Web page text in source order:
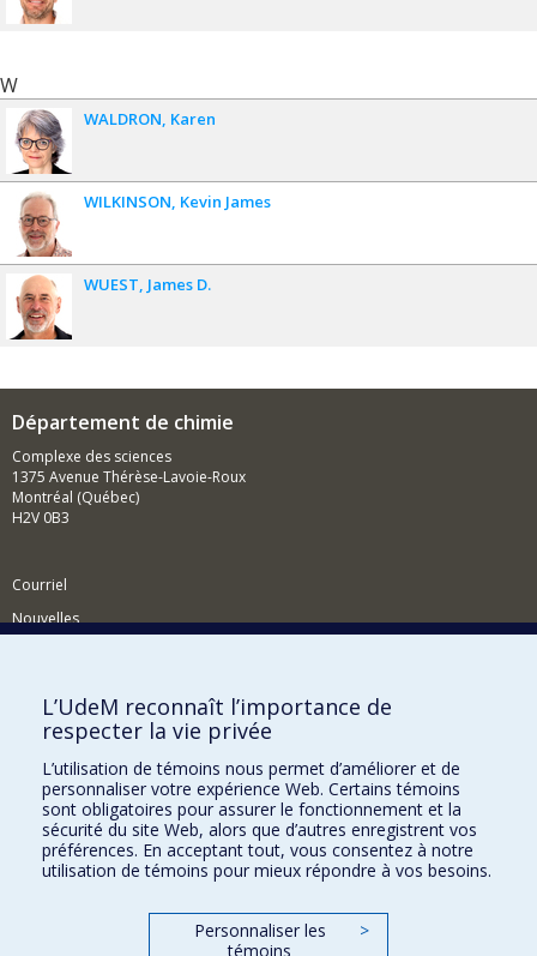
W
WALDRON Karen
WILKINSON Kevin James
WUEST James D.
Département de chimie
Complexe des sciences
1375 Avenue Thérèse-Lavoie-Roux
Montréal (Québec)
H2V 0B3
Courriel
Nouvelles
Comment soutenir le Département?
BESOIN D'AIDE?
Plan du site
Signaler une erreur
Accessibilité
FACULTÉ DES ARTS ET DES SCIENCES
Nos départements et écoles
L’UdeM reconnaît l’importance de
respecter la vie privée
L’utilisation de témoins nous permet d’améliorer et de
personnaliser votre expérience Web. Certains témoins
sont obligatoires pour assurer le fonctionnement et la
sécurité du site Web, alors que d’autres enregistrent vos
préférences. En acceptant tout, vous consentez à notre
utilisation de témoins pour mieux répondre à vos besoins.
Personnaliser les
témoins
>